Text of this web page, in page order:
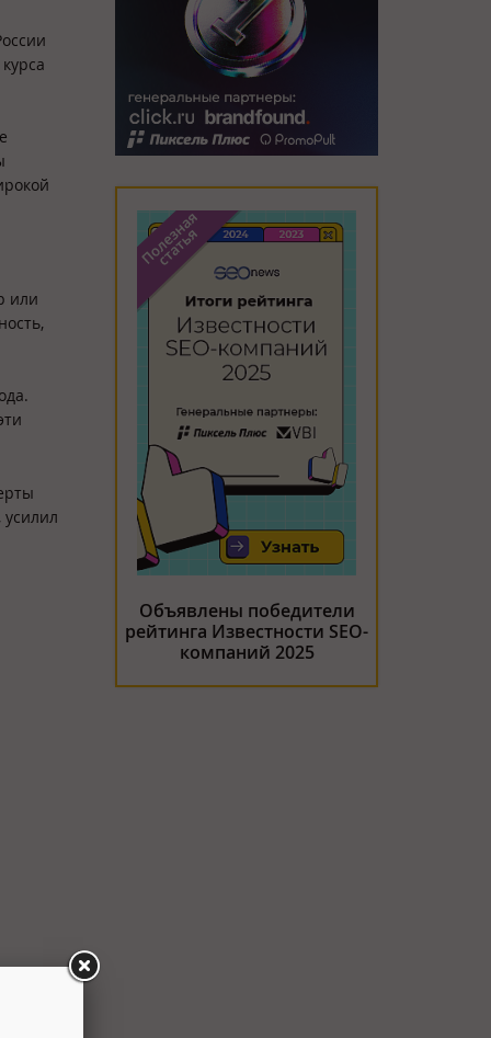
или
Объявлены победители
рейтинга Известности SEO-
компаний 2025